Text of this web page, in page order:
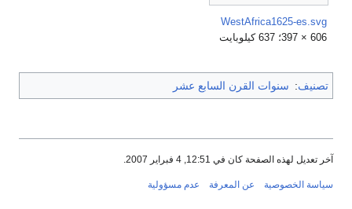
WestAfrica1625-es.svg
606 × 397؛ 637 كيلوبايت
تصنيف: سنوات القرن السابع عشر
آخر تعديل لهذه الصفحة كان في 12:51, 4 فبراير 2007.
سياسة الخصوصية عن المعرفة عدم مسؤولية